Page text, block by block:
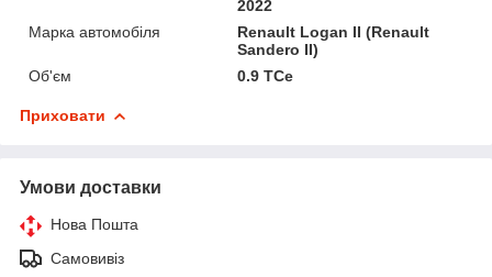
2022
Марка автомобіля
Renault Logan II (Renault
Sandero II)
Об'єм
0.9 TCe
Приховати
Умови доставки
Нова Пошта
Самовивіз